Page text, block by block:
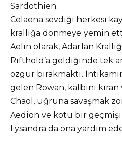
Sardothien.
Celaena sevdiği herkesi
krallığa dönmeye yemin
Aelin olarak, Adarlan
Rifthold’a geldiğinde tek
özgür bırakmaktı.
gelen Rowan, kalbini kıran
Chaol, uğruna savaşmak
Aedion ve kötü bir geçmişi
Lysandra da ona yardım